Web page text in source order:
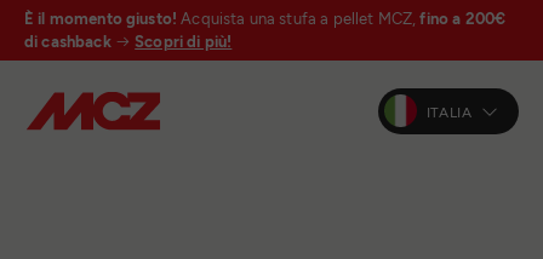
È il momento giusto! Acquista una stufa a pellet MCZ, fino a 200€
di cashback
Scopri di più!
ITALIA